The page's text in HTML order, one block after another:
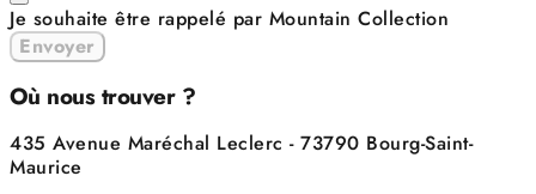
Je souhaite être rappelé par Mountain Collection
Envoyer
Où nous trouver ?
435 Avenue Maréchal Leclerc - 73790 Bourg-Saint-
Maurice